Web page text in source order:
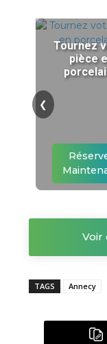
Tournez
pièce
❮
Voir
TAGS Annecy